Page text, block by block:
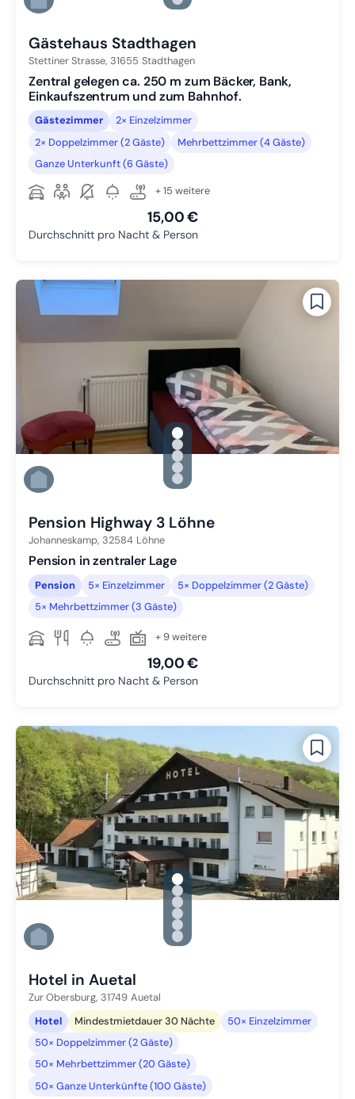
Zu Slide 6 wechseln
Gästehaus Stadthagen
Stettiner Strasse, 31655 Stadthagen
Zentral gelegen ca. 250 m zum Bäcker, Bank,
Einkaufszentrum und zum Bahnhof.
Gästezimmer
2× Einzelzimmer
2× Doppelzimmer (2 Gäste)
Mehrbettzimmer (4 Gäste)
Ganze Unterkunft (6 Gäste)
+ 15 weitere
15,00 €
Durchschnitt pro Nacht & Person
gallery.slide_selector
Zu Slide 1 wechseln
Zu Slide 2 wechseln
Zu Slide 3 wechseln
Zu Slide 4 wechseln
Zu Slide 5 wechseln
Pension Highway 3 Löhne
Johanneskamp, 32584 Löhne
Pension in zentraler Lage
Pension 5× Einzelzimmer
5× Doppelzimmer (2 Gäste)
5× Mehrbettzimmer (3 Gäste)
+ 9 weitere
19,00 €
Durchschnitt pro Nacht & Person
gallery.slide_selector
Zu Slide 1 wechseln
Zu Slide 2 wechseln
Zu Slide 3 wechseln
Zu Slide 4 wechseln
Zu Slide 5 wechseln
Zu Slide 6 wechseln
Hotel in Auetal
Zur Obersburg, 31749 Auetal
Hotel
Mindestmietdauer 30 Nächte
50× Einzelzimmer
50× Doppelzimmer (2 Gäste)
50× Mehrbettzimmer (20 Gäste)
50× Ganze Unterkünfte (100 Gäste)